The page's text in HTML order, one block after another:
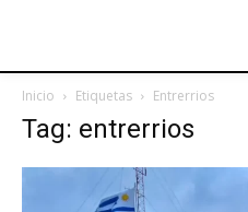
Inicio Etiquetas Entrerrios
Tag: entrerrios